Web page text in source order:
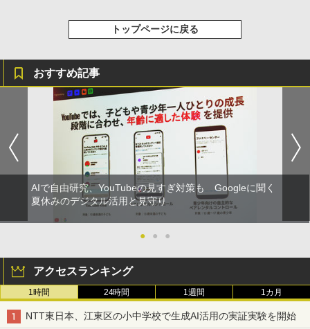
トップページに戻る
おすすめ記事
AIで自由研究、YouTubeの見すぎ対策も Googleに聞く
夏休みのデジタル活用と見守り
● ● ●
アクセスランキング
1時間 24時間 1週間 1カ月
NTT東日本、江東区の小中学校で生成AI活用の実証実験を開始